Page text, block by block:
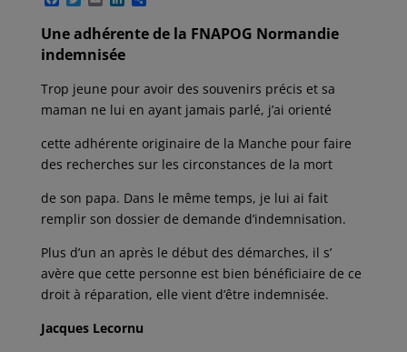
c
e
b
o
k
i
t
t
r
a
i
l
n
k
e
I
n
r
t
e
Une adhérente de la FNAPOG Normandie
indemnisée
Trop jeune pour avoir des souvenirs précis et sa
maman ne lui en ayant jamais parlé, j’ai orienté
cette adhérente originaire de la Manche pour faire
des recherches sur les circonstances de la mort
de son papa. Dans le même temps, je lui ai fait
remplir son dossier de demande d’indemnisation.
Plus d’un an après le début des démarches, il s’
avère que cette personne est bien bénéficiaire de ce
droit à réparation, elle vient d’être indemnisée.
Jacques Lecornu